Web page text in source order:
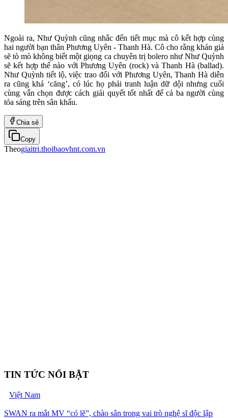
Ngoài ra, Như Quỳnh cũng nhắc đến tiết mục mà cô kết hợp cùng
hai người bạn thân Phương Uyên - Thanh Hà. Cô cho rằng khán giả
sẽ tò mò không biết một giọng ca chuyên trị bolero như Như Quỳnh
sẽ kết hợp thế nào với Phương Uyên (rock) và Thanh Hà (ballad).
Như Quỳnh tiết lộ, việc trao đổi với Phương Uyên, Thanh Hà diễn
ra cũng khá ‘căng’, có lúc họ phải tranh luận dữ dội nhưng cuối
cùng vẫn chọn được cách giải quyết tốt nhất để cả ba người cùng
tỏa sáng trên sân khấu.
Chia sẻ
Copy
Theogiaitri.thoibaovhnt.com.vn
TIN TỨC NỔI BẬT
Việt Nam
SWAN ra mắt MV “có lẽ”, chào sân trong vai trò nghệ sĩ độc lập